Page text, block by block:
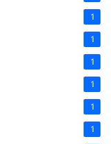
1
1
1
1
1
1